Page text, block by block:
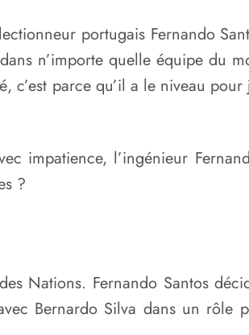
portugais Fernando
n’importe quelle équipe du
c’est parce qu’il a le niveau
impatience, l’ingénieur
?
Nations. Fernando Santos
Bernardo Silva dans un rôle